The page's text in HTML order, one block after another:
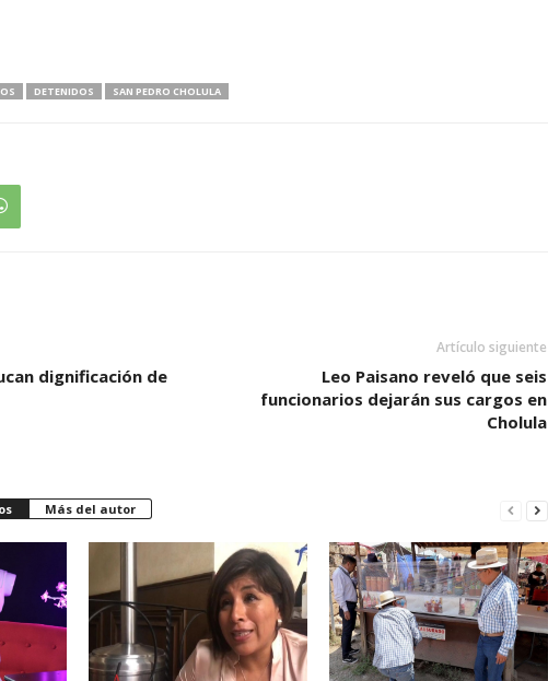
DETENIDOS SAN PEDRO CHOLULA
dignificación de
Artículo siguiente
Leo Paisano reveló que seis
funcionarios dejarán sus cargos en
Cholula
Más del autor